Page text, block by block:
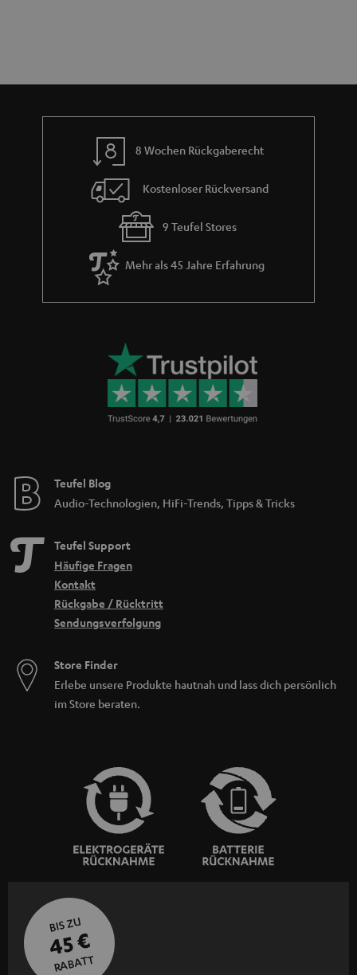
m
8 Wochen Rückgaberecht
Kostenloser Rückversand
9 Teufel Stores
Mehr als 45 Jahre Erfahrung
Teufel Blog
Audio-Technologien, HiFi-Trends, Tipps & Tricks
Teufel Support
Häufige Fragen
Kontakt
Rückgabe / Rücktritt
Sendungsverfolgung
Store Finder
Erlebe unsere Produkte hautnah und lass dich persönlich
im Store beraten.
BIS ZU
45 €
RABATT